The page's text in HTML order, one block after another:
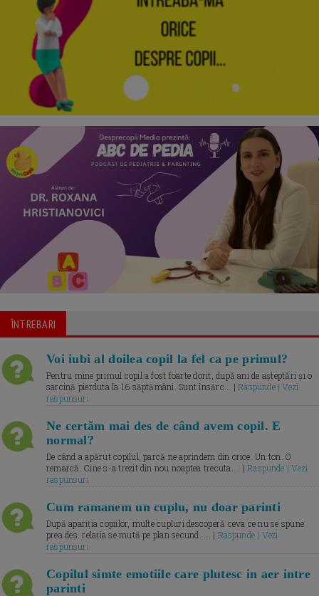
ÎNTREBARI
Voi iubi al doilea copil la fel ca pe primul?
Pentru mine primul copil a fost foarte dorit, după ani de așteptări și o
sarcină pierduta la 16 săptămâni. Sunt însărc... |Raspunde | Vezi
raspunsuri
Ne certăm mai des de când avem copil. E
normal?
De când a apărut copilul, parcă ne aprindem din orice. Un ton. O
remarcă. Cine s-a trezit din nou noaptea trecuta.... |Raspunde | Vezi
raspunsuri
Cum ramanem un cuplu, nu doar parinti
După apariția copiilor, multe cupluri descoperă ceva ce nu se spune
prea des: relația se mută pe plan secund. ... | Raspunde | Vezi
raspunsuri
Copilul simte emotiile care plutesc in aer intre
parinti